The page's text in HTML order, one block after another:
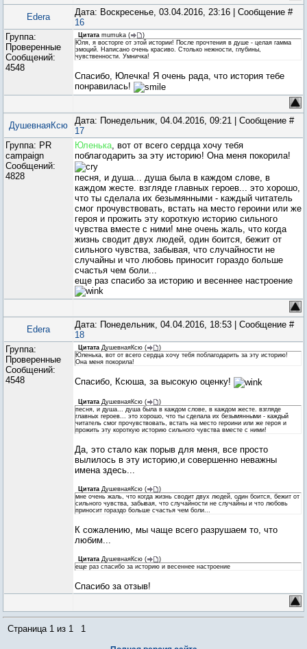
Edera
Дата: Воскресенье, 03.04.2016, 23:16 | Сообщение #
16
Группа:
Проверенные
Сообщений:
4548
Цитата mumuka (
)
Юля, я восторге от этой истории! После прочтения в душе - целая гамма
эмоций. Написано очень красиво. Столько нежности, глубины,
чувственности. Умничка!
Спасибо, Юлечка! Я очень рада, что история тебе
понравилась!
ДушевнаяКсю
Дата: Понедельник, 04.04.2016, 09:21 | Сообщение #
17
Группа: PR
campaign
Сообщений:
4828
Юленька, вот от всего сердца хочу тебя
поблагодарить за эту историю! Она меня покорила!
песня, и душа... душа была в каждом слове, в
каждом жесте. взгляде главных героев... это хорошо,
что ты сделала их безымянными - каждый читатель
смог прочувствовать, встать на место героини или же
героя и прожить эту короткую историю сильного
чувства вместе с ними! мне очень жаль, что когда
жизнь сводит двух людей, один боится, бежит от
сильного чувства, забывая, что случайности не
случайны и что любовь приносит гораздо больше
счастья чем боли...
еще раз спасибо за историю и весеннее настроение
Edera
Дата: Понедельник, 04.04.2016, 18:53 | Сообщение #
18
Группа:
Проверенные
Сообщений:
4548
Цитата ДушевнаяКсю (
)
Юленька, вот от всего сердца хочу тебя поблагодарить за эту историю!
Она меня покорила!
Спасибо, Ксюша, за высокую оценку!
Цитата ДушевнаяКсю (
)
песня, и душа... душа была в каждом слове, в каждом жесте. взгляде
главных героев... это хорошо, что ты сделала их безымянными - каждый
читатель смог прочувствовать, встать на место героини или же героя и
прожить эту короткую историю сильного чувства вместе с ними!
Да, это стало как порыв для меня, все просто
вылилось в эту историю,и совершенно неважны
имена здесь...
Цитата ДушевнаяКсю (
)
мне очень жаль, что когда жизнь сводит двух людей, один боится, бежит от
сильного чувства, забывая, что случайности не случайны и что любовь
приносит гораздо больше счастья чем боли...
К сожалению, мы чаще всего разрушаем то, что
любим...
Цитата ДушевнаяКсю (
)
еще раз спасибо за историю и весеннее настроение
Спасибо за отзыв!
Страница 1 из 1 1